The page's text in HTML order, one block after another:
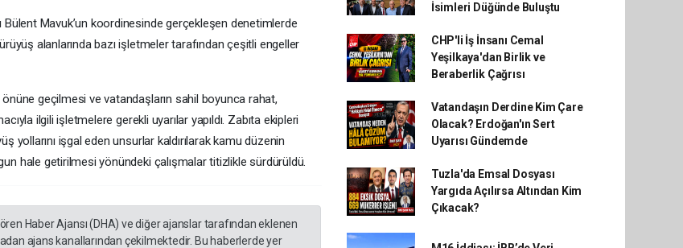
Bülent Mavuk’un koordinesinde gerçekleşen denetimlerde
alanlarında bazı işletmeler tarafından çeşitli engeller
önüne geçilmesi ve vatandaşların sahil boyunca rahat,
ilgili işletmelere gerekli uyarılar yapıldı. Zabıta ekipleri
yollarını işgal eden unsurlar kaldırılarak kamu düzenin
hale getirilmesi yönündeki çalışmalar titizlikle sürdürüldü.
Haber Ajansı (DHA) ve diğer ajanslar tarafından eklenen
ajans kanallarından çekilmektedir. Bu haberlerde yer
İsimleri Düğünde Buluştu
CHP'li İş İnsanı Cemal
Yeşilkaya'dan Birlik ve
Beraberlik Çağrısı
Vatandaşın Derdine Kim Çare
Olacak? Erdoğan'ın Sert
Uyarısı Gündemde
Tuzla'da Emsal Dosyası
Yargıda Açılırsa Altından Kim
Çıkacak?